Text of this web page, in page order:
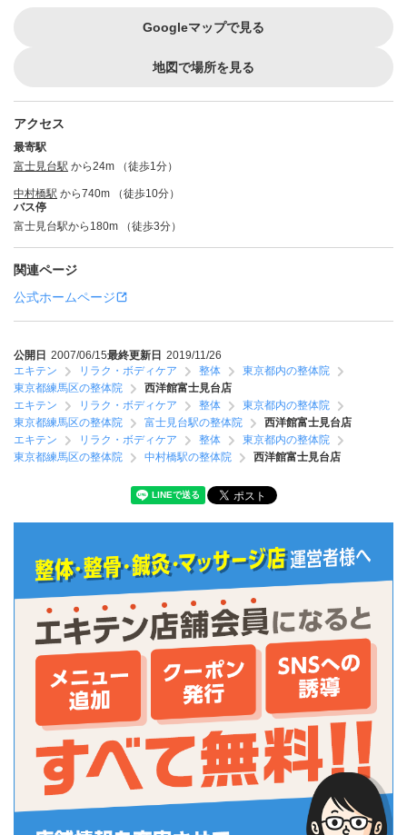
Googleマップで見る
地図で場所を見る
アクセス
最寄駅
富士見台駅 から24m （徒歩1分）
中村橋駅 から740m （徒歩10分）
バス停
富士見台駅から180m （徒歩3分）
関連ページ
公式ホームページ
公開日 2007/06/15最終更新日 2019/11/26
エキテン
リラク・ボディケア 整体
東京都内の整体院
東京都練馬区の整体院
西洋館富士見台店
エキテン
リラク・ボディケア 整体
東京都内の整体院
東京都練馬区の整体院
富士見台駅の整体院
西洋館富士見台店
エキテン
リラク・ボディケア 整体
東京都内の整体院
東京都練馬区の整体院
中村橋駅の整体院 西洋館富士見台店